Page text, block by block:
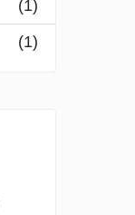
(1)
(1)